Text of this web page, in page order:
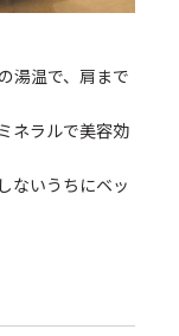
湯温で、肩まで
ネラルで美容効
ないうちにベッ